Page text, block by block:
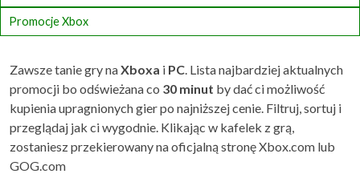
Promocje Xbox
Zawsze tanie gry naXboxa i PC . Lista najbardziej aktualnych
promocji bo odświeżana co 30 minut by dać ci możliwość
kupienia upragnionych gier po najniższej cenie. Filtruj, sortuj i
przeglądaj jak ci wygodnie. Klikając w kafelek z grą,
zostaniesz przekierowany na oficjalną stronę Xbox.com lub
GOG.com